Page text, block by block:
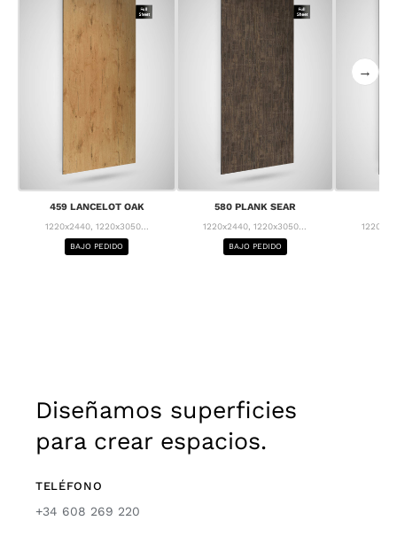
459 LANCELOT OAK
1220x2440, 1220x3050...
BAJO PEDIDO
580 PLANK SEAR
1220x2440, 1220x3050...
BAJO PEDIDO
→
Diseñamos superficies
para crear espacios.
TELÉFONO
+34 608 269 220